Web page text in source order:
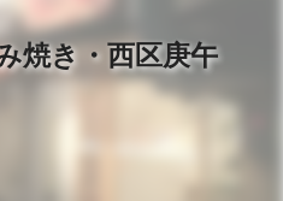
焼き・西区庚午